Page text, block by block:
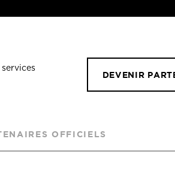
DEVENIR
OFFICIELS